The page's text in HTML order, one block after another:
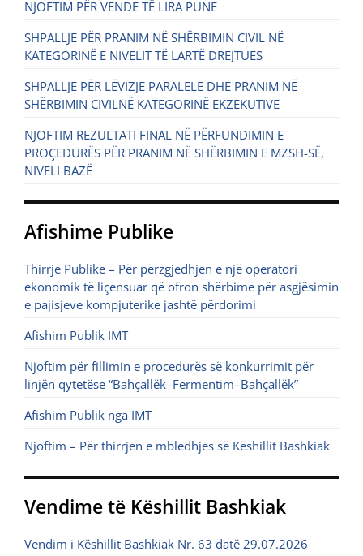
NJOFTIM PËR VENDE TË LIRA PUNE
SHPALLJE PËR PRANIM NË SHËRBIMIN CIVIL NË
KATEGORINË E NIVELIT TË LARTË DREJTUES
SHPALLJE PËR LËVIZJE PARALELE DHE PRANIM NË
SHËRBIMIN CIVILNË KATEGORINË EKZEKUTIVE
NJOFTIM REZULTATI FINAL NË PËRFUNDIMIN E
PROÇEDURËS PËR PRANIM NË SHËRBIMIN E MZSH-SË,
NIVELI BAZË
Afishime Publike
Thirrje Publike – Për përzgjedhjen e një operatori
ekonomik të liçensuar që ofron shërbime për asgjësimin
e pajisjeve kompjuterike jashtë përdorimi
Afishim Publik IMT
Njoftim për fillimin e procedurës së konkurrimit për
linjën qytetëse “Bahçallëk–Fermentim–Bahçallëk”
Afishim Publik nga IMT
Njoftim – Për thirrjen e mbledhjes së Këshillit Bashkiak
Vendime të Këshillit Bashkiak
Vendim i Këshillit Bashkiak Nr. 63 datë 29.07.2026